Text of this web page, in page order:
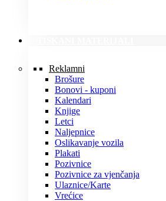
Reklamni
Brošure
Bonovi - kuponi
Kalendari
Knjige
Letci
Naljepnice
Oslikavanje vozila
Plakati
Pozivnice
Pozivnice za vjenčanja
Ulaznice/Karte
Vrećice